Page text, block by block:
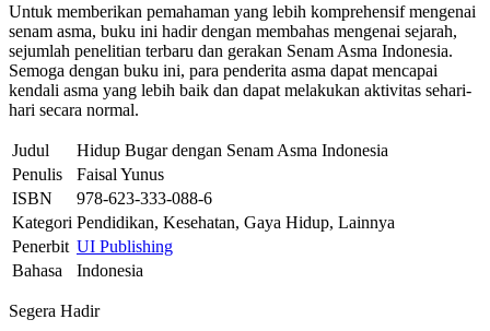
Untuk memberikan pemahaman yang lebih komprehensif mengenai
senam asma, buku ini hadir dengan membahas mengenai sejarah,
sejumlah penelitian terbaru dan gerakan Senam Asma Indonesia.
Semoga dengan buku ini, para penderita asma dapat mencapai
kendali asma yang lebih baik dan dapat melakukan aktivitas sehari-
hari secara normal.
Judul
Hidup Bugar dengan Senam Asma Indonesia
Penulis
Faisal Yunus
ISBN
978-623-333-088-6
Kategori Pendidikan, Kesehatan, Gaya Hidup, Lainnya
Penerbit UI Publishing
Bahasa
Indonesia
Segera Hadir